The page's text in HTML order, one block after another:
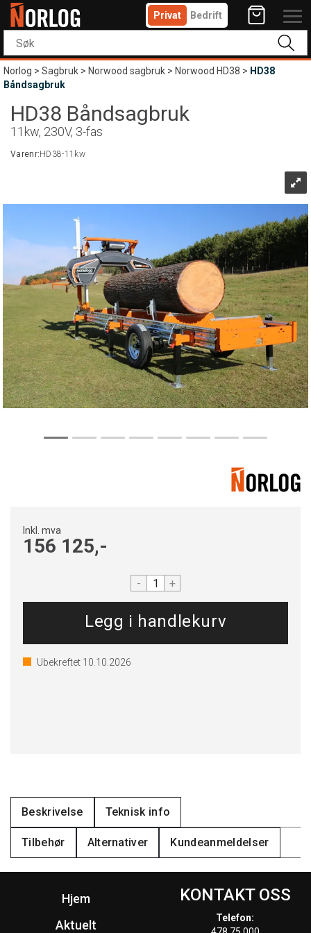
Privat Bedrift
Norlog>Sagbruk>Norwood sagbruk>Norwood HD38> HD38
Båndsagbruk
HD38 Båndsagbruk
11kw, 230V, 3-fas
Varenr:HD38-11kw
Inkl. mva
156 125,-
- +
Ubekreftet 10.10.2026
Beskrivelse Teknisk info
Tilbehør Alternativer Kundeanmeldelser
Hjem
Aktuelt
KONTAKT OSS
Telefon: